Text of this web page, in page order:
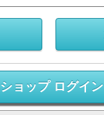
ショップ ログイン